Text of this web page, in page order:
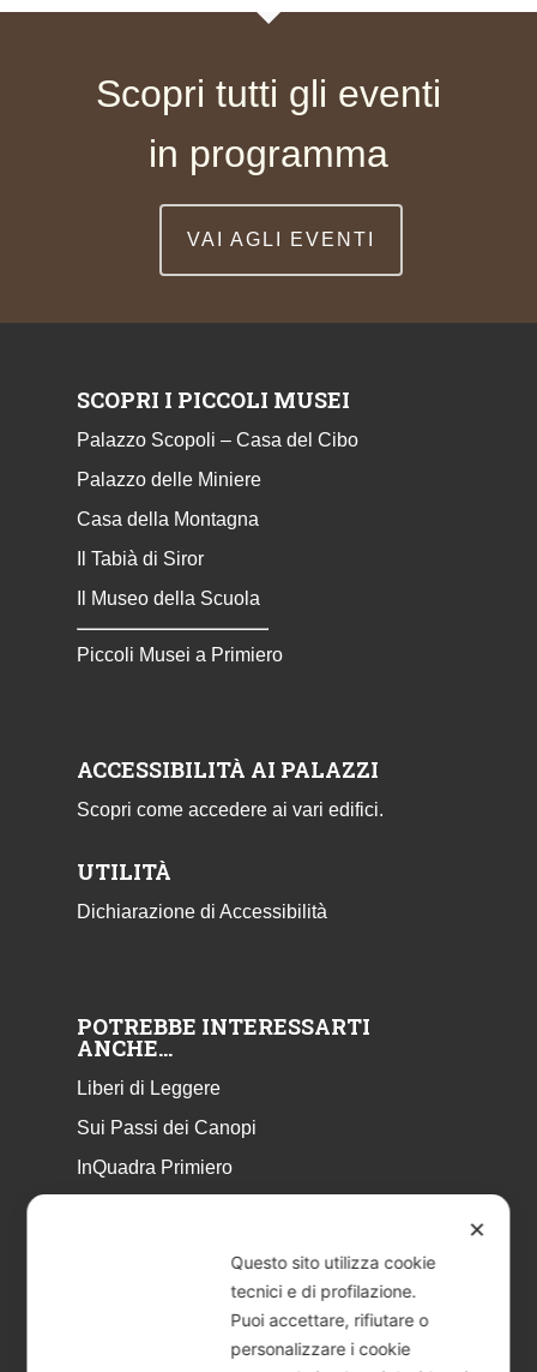
Scopri tutti gli eventi
in programma
VAI AGLI EVENTI
SCOPRI I PICCOLI MUSEI
Palazzo Scopoli – Casa del Cibo
Palazzo delle Miniere
Casa della Montagna
Il Tabià di Siror
Il Museo della Scuola
Piccoli Musei a Primiero
ACCESSIBILITÀ AI PALAZZI
Scopri come accedere ai vari edifici.
UTILITÀ
Dichiarazione di Accessibilità
POTREBBE INTERESSARTI
ANCHE…
Liberi di Leggere
Sui Passi dei Canopi
InQuadra Primiero
Libretto Eventi – estate 2026
✕
Questo sito utilizza cookie
tecnici e di profilazione.
Puoi accettare, rifiutare o
personalizzare i cookie